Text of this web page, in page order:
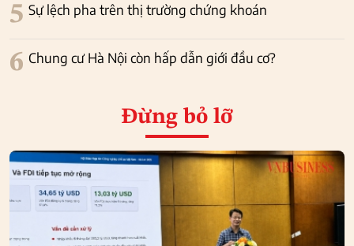
5 Sự lệch pha trên thị trường chứng khoán
6 Chung cư Hà Nội còn hấp dẫn giới đầu cơ?
Đừng bỏ lỡ